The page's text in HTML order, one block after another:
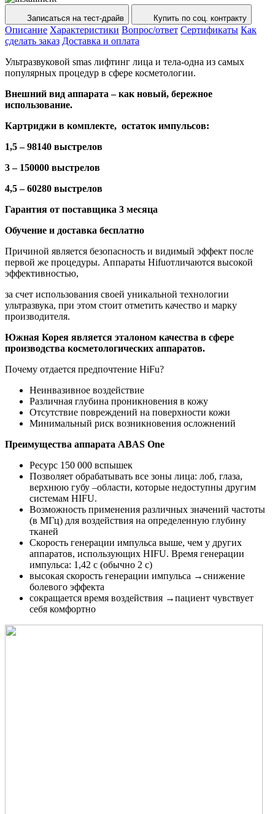
Записаться на тест-драйв Купить по соц. контракту
Описание Характеристики Вопрос/ответ Сертификаты Как
сделать заказ Доставка и оплата
Ультразвуковой smas лифтинг лица и тела-одна из самых
популярных процедур в сфере косметологии.
Внешний вид аппарата – как новый, бережное
использование.
Картриджи в комплекте, остаток импульсов:
1,5 – 98140 выстрелов
3 – 150000 выстрелов
4,5 – 60280 выстрелов
Гарантия от поставщика 3 месяца
Обучение и доставка бесплатно
Причиной является безопасность и видимый эффект после
первой же процедуры. Аппараты Hifuотличаются высокой
эффективностью,
за счет использования своей уникальной технологии
ультразвука, при этом стоит отметить качество и марку
производителя.
Южная Корея является эталоном качества в сфере
производства косметологических аппаратов.
Почему отдается предпочтение HiFu?
Неинвазивное воздействие
Различная глубина проникновения в кожу
Отсутствие повреждений на поверхности кожи
Минимальный риск возникновения осложнений
Преимущества аппарата ABAS One
Ресурс 150 000 вспышек
Позволяет обрабатывать все зоны лица: лоб, глаза,
верхнюю губу –области, которые недоступны другим
системам HIFU.
Возможность применения различных значений частоты
(в МГц) для воздействия на определенную глубину
тканей
Скорость генерации импульса выше, чем у других
аппаратов, использующих HIFU. Время генерации
импульса: 1,42 с (обычно 2 с)
высокая скорость генерации импульса →снижение
болевого эффекта
сокращается время воздействия →пациент чувствует
себя комфортно